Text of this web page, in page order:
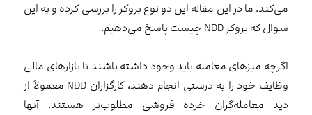
می‌کند. ما در این مقاله این دو نوع بروکر را بررسی کرده و به این
سوال که بروکر NDD چیست پاسخ می‌دهیم.
اگرچه میزهای معامله باید وجود داشته باشند تا بازارهای مالی
وظایف خود را به درستی انجام دهند، کارگزاران NDD معمولاً از
دید معامله‌گران خرده فروشی مطلوب‌تر هستند. آنها